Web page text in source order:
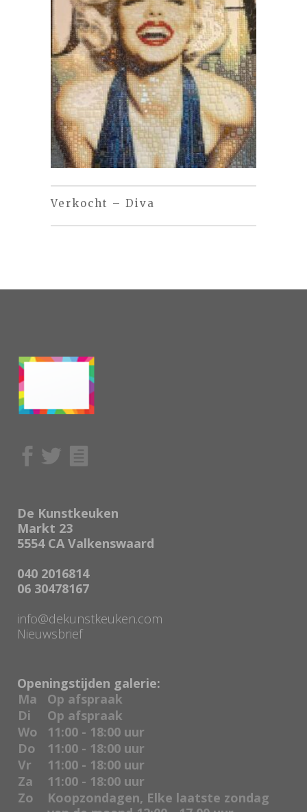
Verkocht – Diva
De Kunstkeuken
Markt 23
5554 CA Valkenswaard
040 2016814
06 30478167
info@dekunstkeuken.com
Nieuwsbrief
Openingstijden galerie:
Ma
Op afspraak
Di
Op afspraak
Wo
11:00 - 18:00 uur
Do
11:00 - 18:00 uur
Vr
11:00 - 18:00 uur
Za
11:00 - 18:00 uur
Zo
Koopzondagen, Elke laatste zondag